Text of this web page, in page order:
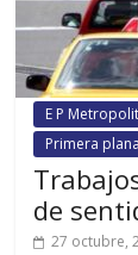
E P
Primera plana
de
27 octubre,